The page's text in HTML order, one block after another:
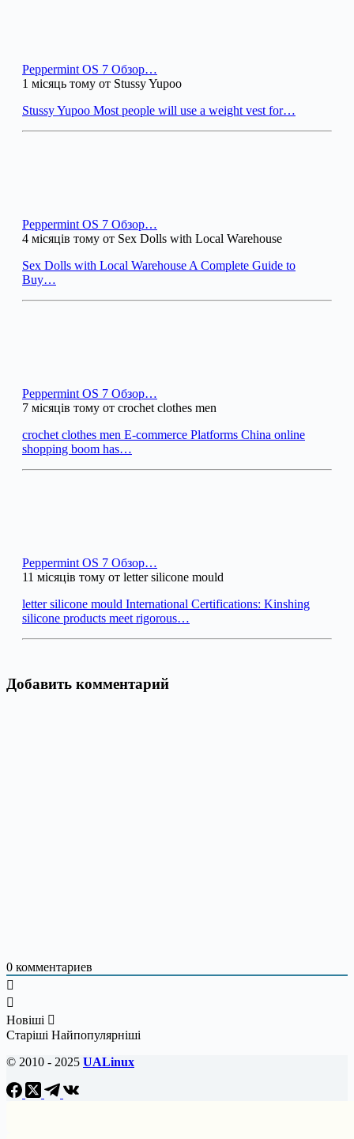
Peppermint OS 7 Обзор…
1 місяць тому от Stussy Yupoo
Stussy Yupoo Most people will use a weight vest for…
Peppermint OS 7 Обзор…
4 місяців тому от Sex Dolls with Local Warehouse
Sex Dolls with Local Warehouse A Complete Guide to
Buy…
Peppermint OS 7 Обзор…
7 місяців тому от crochet clothes men
crochet clothes men E-commerce Platforms China online
shopping boom has…
Peppermint OS 7 Обзор…
11 місяців тому от letter silicone mould
letter silicone mould International Certifications: Kinshing
silicone products meet rigorous…
Добавить комментарий
0 комментариев
Новіші
Старіші Найпопулярніші
© 2010 - 2025 UALinux